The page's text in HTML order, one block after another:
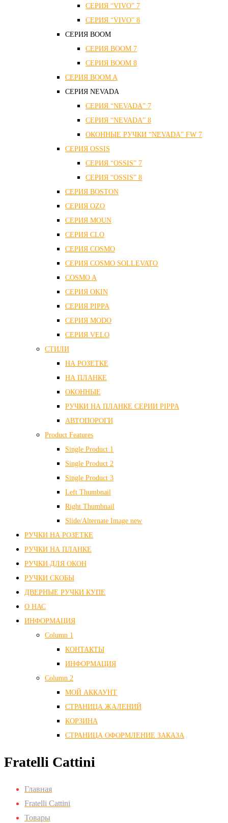
СЕРИЯ “VIVO” 7
СЕРИЯ “VIVO” 8
СЕРИЯ ВOOM
СЕРИЯ ВOOM 7
СЕРИЯ ВOOM 8
СЕРИЯ ВOOM A
СЕРИЯ NEVADA
СЕРИЯ “NEVADA” 7
СЕРИЯ “NEVADA” 8
ОКОННЫЕ РУЧКИ “NEVADA” FW 7
СЕРИЯ OSSIS
СЕРИЯ “OSSIS” 7
СЕРИЯ “OSSIS” 8
СЕРИЯ ВOSTON
CЕРИЯ OZO
СЕРИЯ MOUN
СЕРИЯ CLO
СЕРИЯ COSMO
СЕРИЯ COSMO SOLLEVATO
COSMO A
СЕРИЯ OKIN
СЕРИЯ PIPPA
СЕРИЯ MODO
СЕРИЯ VELO
СТИЛИ
НА РОЗЕТКЕ
НА ПЛАНКЕ
ОКОННЫЕ
РУЧКИ НА ПЛАНКЕ СЕРИИ PIPPA
АВТОПОРОГИ
Product Features
Single Product 1
Single Product 2
Single Product 3
Left Thumbnail
Right Thumbnail
Slide/Alternate Image new
РУЧКИ НА РОЗЕТКЕ
РУЧКИ НА ПЛАНКЕ
РУЧКИ ДЛЯ ОКОН
РУЧКИ СКОБЫ
ДВЕРНЫЕ РУЧКИ КУПЕ
О НАС
ИНФОРМАЦИЯ
Column 1
КОНТАКТЫ
ИНФОРМАЦИЯ
Column 2
МОЙ АККАУНТ
СТРАНИЦА ЖАЛЕНИЙ
КОРЗИНА
СТРАНИЦА ОФОРМЛЕНИЕ ЗАКАЗА
Fratelli Cattini
Главная
Fratelli Cattini
Товары